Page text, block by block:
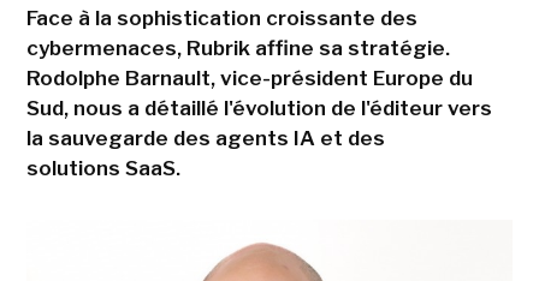
Face à la sophistication croissante des
cybermenaces, Rubrik affine sa stratégie.
Rodolphe Barnault, vice-président Europe du
Sud, nous a détaillé l'évolution de l'éditeur vers
la sauvegarde des agents IA et des
solutions SaaS.